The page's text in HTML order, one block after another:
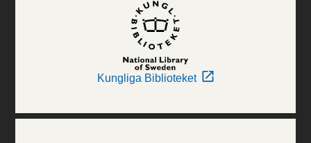
Kungliga Biblioteket